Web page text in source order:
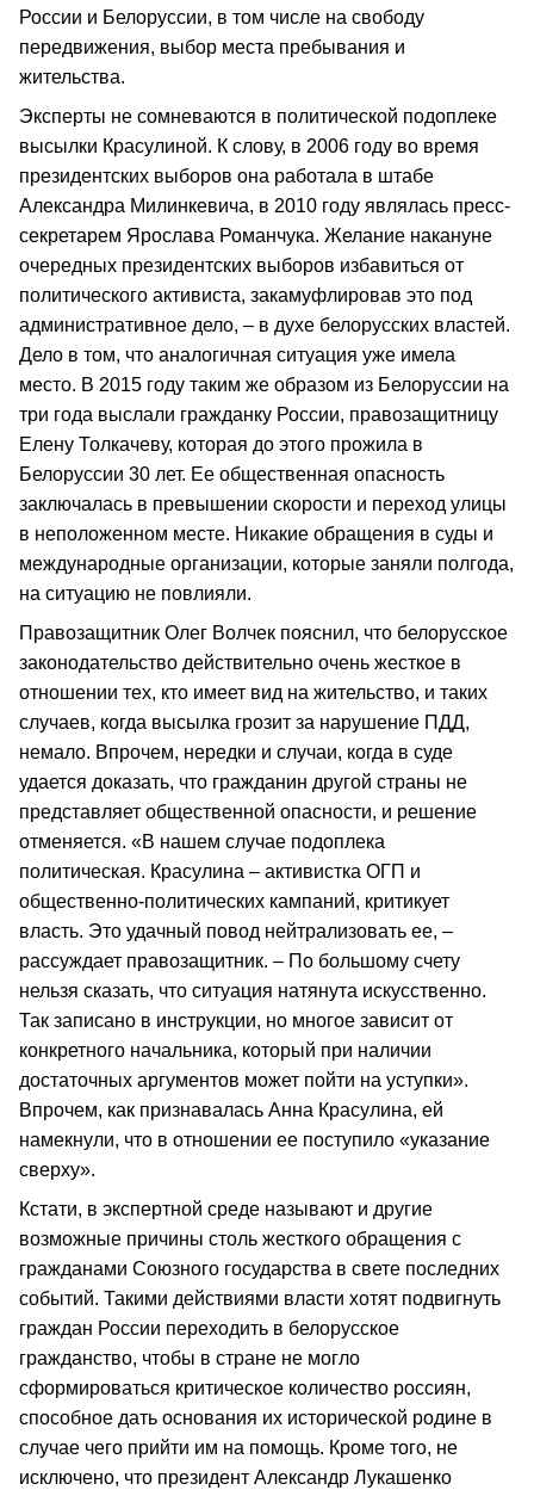
России и Белоруссии, в том числе на свободу
передвижения, выбор места пребывания и
жительства.
Эксперты не сомневаются в политической подоплеке
высылки Красулиной. К слову, в 2006 году во время
президентских выборов она работала в штабе
Александра Милинкевича, в 2010 году являлась пресс-
секретарем Ярослава Романчука. Желание накануне
очередных президентских выборов избавиться от
политического активиста, закамуфлировав это под
административное дело, – в духе белорусских властей.
Дело в том, что аналогичная ситуация уже имела
место. В 2015 году таким же образом из Белоруссии на
три года выслали гражданку России, правозащитницу
Елену Толкачеву, которая до этого прожила в
Белоруссии 30 лет. Ее общественная опасность
заключалась в превышении скорости и переход улицы
в неположенном месте. Никакие обращения в суды и
международные организации, которые заняли полгода,
на ситуацию не повлияли.
Правозащитник Олег Волчек пояснил, что белорусское
законодательство действительно очень жесткое в
отношении тех, кто имеет вид на жительство, и таких
случаев, когда высылка грозит за нарушение ПДД,
немало. Впрочем, нередки и случаи, когда в суде
удается доказать, что гражданин другой страны не
представляет общественной опасности, и решение
отменяется. «В нашем случае подоплека
политическая. Красулина – активистка ОГП и
общественно-политических кампаний, критикует
власть. Это удачный повод нейтрализовать ее, –
рассуждает правозащитник. – По большому счету
нельзя сказать, что ситуация натянута искусственно.
Так записано в инструкции, но многое зависит от
конкретного начальника, который при наличии
достаточных аргументов может пойти на уступки».
Впрочем, как признавалась Анна Красулина, ей
намекнули, что в отношении ее поступило «указание
сверху».
Кстати, в экспертной среде называют и другие
возможные причины столь жесткого обращения с
гражданами Союзного государства в свете последних
событий. Такими действиями власти хотят подвигнуть
граждан России переходить в белорусское
гражданство, чтобы в стране не могло
сформироваться критическое количество россиян,
способное дать основания их исторической родине в
случае чего прийти им на помощь. Кроме того, не
исключено, что президент Александр Лукашенко